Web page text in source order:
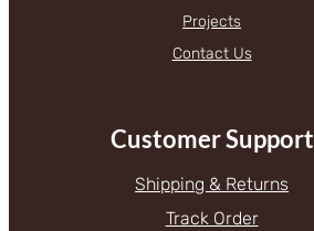
Projects
Contact Us
Customer Support
Shipping & Returns
Track Order